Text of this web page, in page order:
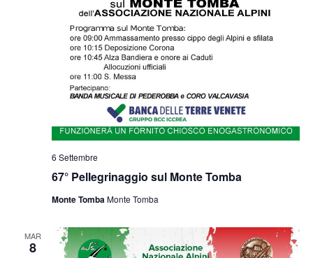
67° Pellegrinaggio sul Monte Tomba
6 Settembre
Monte TombaMonte Tomba
MAR
8